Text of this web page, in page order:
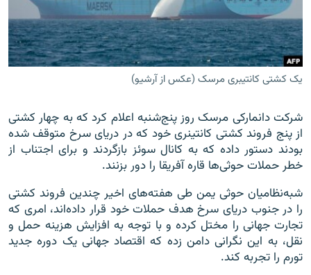
زبان‌های دیگر
یک کشتی کانتیبری مرسک (عکس از آرشیو)
شرکت دانمارکی مرسک روز پنج‌شنبه اعلام کرد که به چهار کشتی
از پنج فروند کشتی کانتینری خود که در دریای سرخ متوقف شده
بودند دستور داده که به کانال سوئز بازگردند و برای اجتناب از
خطر حملات حوثی‌ها قاره آفریقا را دور بزنند.
شبه‌نظامیان حوثی یمن طی هفته‌های اخیر چندین فروند کشتی‌
را در جنوب دریای سرخ هدف حملات خود قرار داده‌اند، امری که
تجارت جهانی را مختل کرده و با توجه به افزایش هزینه حمل و
نقل، به این نگرانی‌ دامن زده که اقتصاد جهانی یک دوره جدید
تورم را تجربه کند.